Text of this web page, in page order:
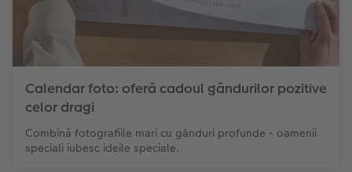
Calendar foto: oferă cadoul gândurilor pozitive
celor dragi
Combină fotografiile mari cu gânduri profunde - oamenii
speciali iubesc ideile speciale.